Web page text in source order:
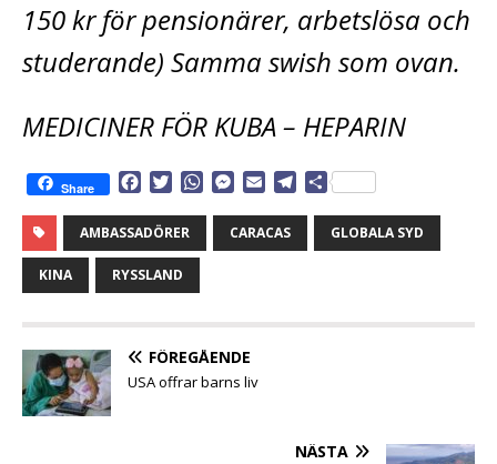
150 kr för pensionärer, arbetslösa och
studerande) Samma swish som ovan.
MEDICINER FÖR KUBA – HEPARIN
Share
c
e
b
o
T
i
t
t
e
W
t
M
s
s
r
a
i
T
e
D
a
AMBASSADÖRER CARACAS GLOBALA SYD
KINA RYSSLAND
FÖREGÅENDE
USA offrar barns liv
NÄSTA